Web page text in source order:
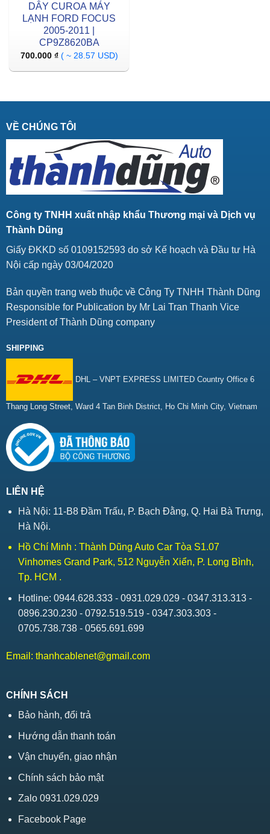
DÂY CUROA MÁY
LẠNH FORD FOCUS
2005-2011 |
CP9Z8620BA
700.000 ₫ ( ~ 28.57 USD)
VỀ CHÚNG TÔI
Công ty TNHH xuất nhập khẩu Thương mại và Dịch vụ
Thành Dũng
Giấy ĐKKD số 0109152593 do sở Kế hoạch và Đầu tư Hà
Nội cấp ngày 03/04/2020
Bản quyền trang web thuộc về Công Ty TNHH Thành Dũng
Responsible for Publication by Mr Lai Tran Thanh Vice
President of Thành Dũng company
SHIPPING
DHL – VNPT EXPRESS LIMITED Country Office 6
Thang Long Street, Ward 4 Tan Binh District, Ho Chi Minh City, Vietnam
LIÊN HỆ
Hà Nội: 11-B8 Đầm Trấu, P. Bạch Đằng, Q. Hai Bà Trưng,
Hà Nội.
Hồ Chí Minh : Thành Dũng Auto Car Tòa S1.07
Vinhomes Grand Park, 512 Nguyễn Xiển, P. Long Bình,
Tp. HCM .
Hotline: 0944.628.333 - 0931.029.029 - 0347.313.313 -
0896.230.230 - 0792.519.519 - 0347.303.303 -
0705.738.738 - 0565.691.699
Email: thanhcablenet@gmail.com
CHÍNH SÁCH
Bảo hành, đổi trả
Hướng dẫn thanh toán
Vận chuyển, giao nhận
Chính sách bảo mật
Zalo 0931.029.029
Facebook Page